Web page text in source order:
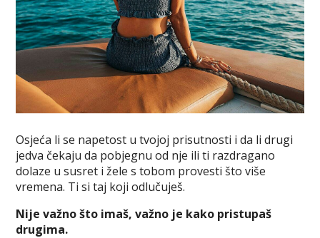
Osjeća li se napetost u tvojoj prisutnosti i da li drugi
jedva čekaju da pobjegnu od nje ili ti razdragano
dolaze u susret i žele s tobom provesti što više
vremena. Ti si taj koji odlučuješ.
Nije važno što imaš, važno je kako pristupaš
drugima.